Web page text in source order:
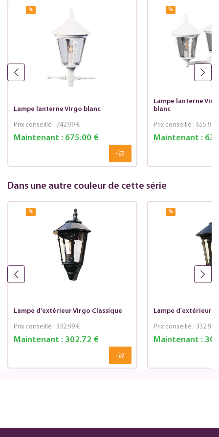
%
Lampe lanterne Virgo blanc
Maintenant :675.00 €
Prix conseillé : 742.99 €
%
Lampe lanterne
blanc
Maintenant :
Prix conseillé : 655.99 €
Dans une autre couleur de cette série
%
Lampe d'extérieur Virgo Classique
Maintenant :302.72 €
Prix conseillé : 332.99 €
%
Lampe d'extérieur
Maintenant :
Prix conseillé : 332.99 €